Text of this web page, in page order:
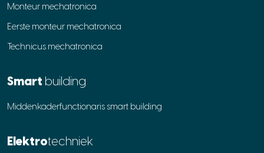
Monteur mechatronica
Eerste monteur mechatronica
Technicus mechatronica
Smart building
Middenkaderfunctionaris smart building
Elektrotechniek